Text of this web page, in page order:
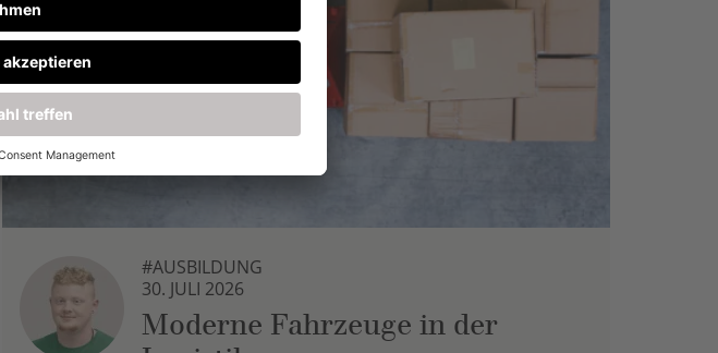
#AUSBILDUNG
30. JULI 2026
Moderne Fahrzeuge in der